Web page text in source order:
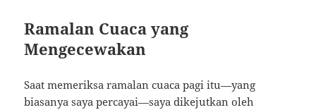
Ramalan Cuaca yang
Mengecewakan
Saat memeriksa ramalan cuaca pagi itu—yang
biasanya saya percayai—saya dikejutkan oleh